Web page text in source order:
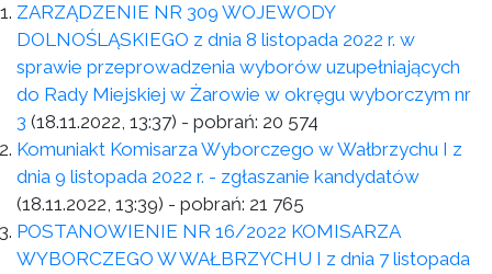
ZARZĄDZENIE NR 309 WOJEWODY
DOLNOŚLĄSKIEGO z dnia 8 listopada 2022 r. w
sprawie przeprowadzenia wyborów uzupełniających
do Rady Miejskiej w Żarowie w okręgu wyborczym nr
3 (18.11.2022, 13:37) - pobrań: 20 574
Komuniakt Komisarza Wyborczego w Wałbrzychu I z
dnia 9 listopada 2022 r. - zgłaszanie kandydatów
(18.11.2022, 13:39) - pobrań: 21 765
POSTANOWIENIE NR 16/2022 KOMISARZA
WYBORCZEGO W WAŁBRZYCHU I z dnia 7 listopada